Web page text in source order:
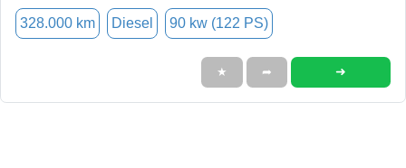
328.000 km Diesel 90 kw (122 PS)
★ ➦ ➜